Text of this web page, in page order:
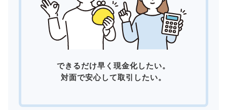
できるだけ早く現金化したい。
対面で安心して取引したい。